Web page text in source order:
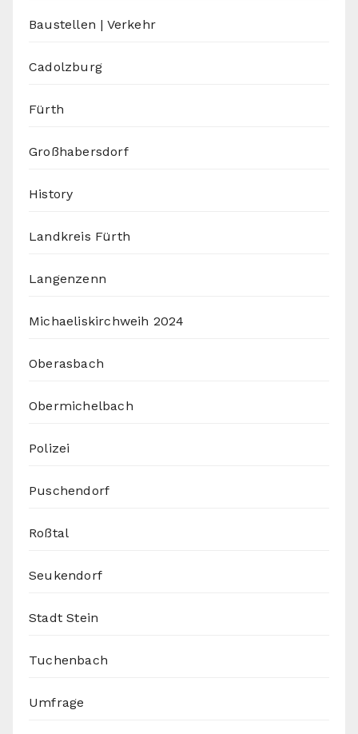
Baustellen | Verkehr
Cadolzburg
Fürth
Großhabersdorf
History
Landkreis Fürth
Langenzenn
Michaeliskirchweih 2024
Oberasbach
Obermichelbach
Polizei
Puschendorf
Roßtal
Seukendorf
Stadt Stein
Tuchenbach
Umfrage